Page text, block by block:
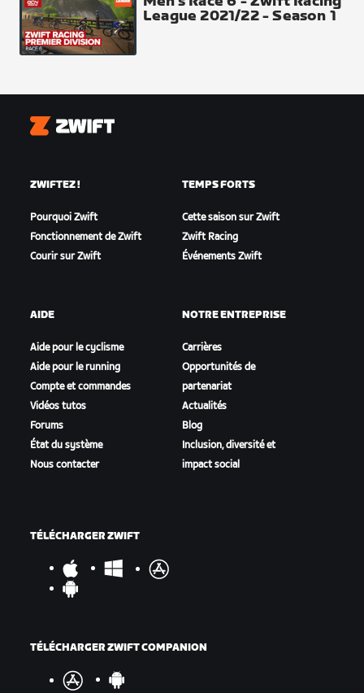
Teams
League 2021/22 - Season 1
Zwift
ZWIFTEZ !
Pourquoi Zwift
Fonctionnement de Zwift
Courir sur Zwift
TEMPS FORTS
Cette saison sur Zwift
Zwift Racing
Événements Zwift
AIDE
Aide pour le cyclisme
Aide pour le running
Compte et commandes
Vidéos tutos
Forums
État du système
Nous contacter
NOTRE ENTREPRISE
Carrières
Opportunités de
partenariat
Actualités
Blog
Inclusion, diversité et
impact social
TÉLÉCHARGER ZWIFT
TÉLÉCHARGER ZWIFT COMPANION